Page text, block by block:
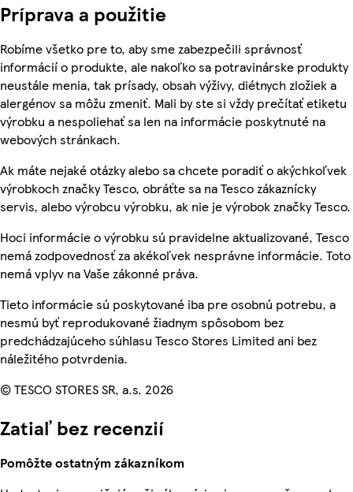
Príprava a použitie
Robíme všetko pre to, aby sme zabezpečili správnosť
informácií o produkte, ale nakoľko sa potravinárske produkty
neustále menia, tak prísady, obsah výživy, diétnych zložiek a
alergénov sa môžu zmeniť. Mali by ste si vždy prečítať etiketu
výrobku a nespoliehať sa len na informácie poskytnuté na
webových stránkach.
Ak máte nejaké otázky alebo sa chcete poradiť o akýchkoľvek
výrobkoch značky Tesco, obráťte sa na Tesco zákaznícky
servis, alebo výrobcu výrobku, ak nie je výrobok značky Tesco.
Hoci informácie o výrobku sú pravidelne aktualizované, Tesco
nemá zodpovednosť za akékoľvek nesprávne informácie. Toto
nemá vplyv na Vaše zákonné práva.
Tieto informácie sú poskytované iba pre osobnú potrebu, a
nesmú byť reprodukované žiadnym spôsobom bez
predchádzajúceho súhlasu Tesco Stores Limited ani bez
náležitého potvrdenia.
© TESCO STORES SR, a.s. 2026
Zatiaľ bez recenzií
Pomôžte ostatným zákazníkom